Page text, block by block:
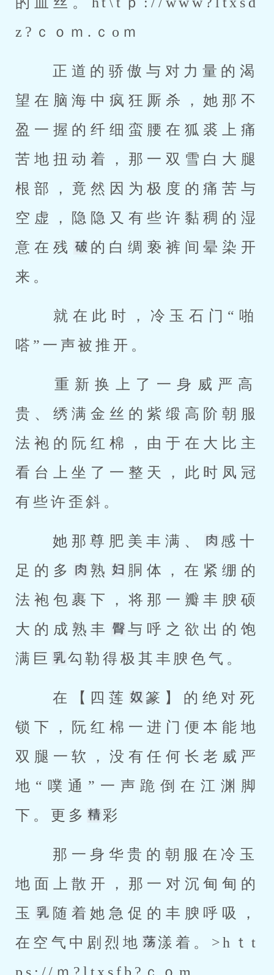
z?ｃｏｍ.ｃoｍ
望在脑海中疯狂厮杀，她那不
盈一握的纤细蛮腰在狐裘上痛
苦地扭动着，那一双雪白大腿
根部，竟然因为极度的痛苦与
空虚，隐隐又有些许黏稠的湿
意在残
的白绸亵裤间晕染开
来。
嗒”一声被推开。
贵、绣满金丝的紫缎高阶朝服
法袍的阮红棉，由于在大比主
看台上坐了一整天，此时凤冠
有些许歪斜。
她那尊肥美丰满、
感十
足的多
熟
胴体，在紧绷的
法袍包裹下，将那一瓣丰腴硕
大的成熟丰
与呼之欲出的饱
满巨
勾勒得极其丰腴色气。
在【四莲
篆】的绝对死
锁下，阮红棉一进门便本能地
双腿一软，没有任何长老威严
地“噗通”一声跪倒在江渊脚
下。更多
彩
地面上散开，那一对沉甸甸的
玉
随着她急促的丰腴呼吸，
在空气中剧烈地
漾着。>hｔt